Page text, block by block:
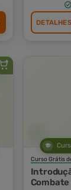
DETALHES
Curso Grátis